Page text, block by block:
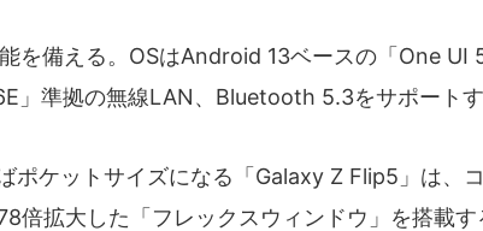
を備える。OSはAndroid 13ベースの「One UI
」準拠の無線LAN、Bluetooth 5.3をサポートす
ポケットサイズになる「Galaxy Z Flip5」は、
倍拡大した「フレックスウィンドウ」を搭載